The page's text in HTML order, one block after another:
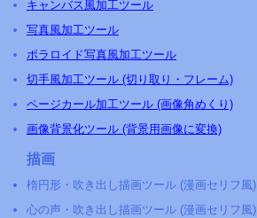
キャンバス風加工ツール
写真風加工ツール
ポラロイド写真風加工ツール
切手風加工ツール (切り取り・フレーム)
ページカール加工ツール (画像角めくり)
画像背景化ツール (背景用画像に変換)
描画
楕円形・吹き出し描画ツール (漫画セリフ風)
心の声・吹き出し描画ツール (漫画セリフ風)